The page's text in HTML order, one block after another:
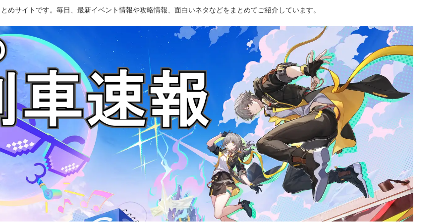
めサイトです。毎日、最新イベント情報や攻略情報、面白いネタなどをまとめてご紹介しています。